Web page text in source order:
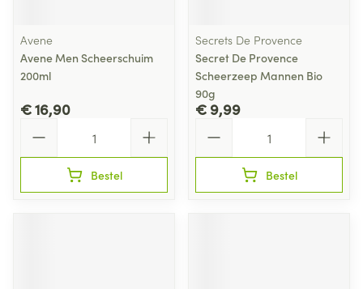
Avene
Avene Men Scheerschuim
200ml
€ 16,90
Bestel
Secrets De Provence
Secret De Provence
Scheerzeep Mannen Bio
90g
€ 9,99
Bestel